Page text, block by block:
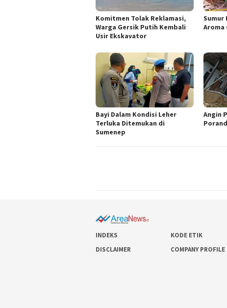
Komitmen Tolak Reklamasi,
Warga Gersik Putih Kembali
Usir Ekskavator
Sumur
Aroma
Bayi Dalam Kondisi Leher
Terluka Ditemukan di
Sumenep
Angin
INDEKS KODE ETIK
DISCLAIMER
COMPANY PROFILE